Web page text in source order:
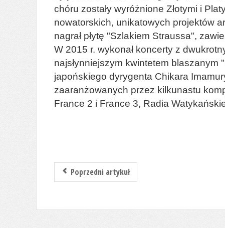
chóru zostały wyróżnione Złotymi i
nowatorskich, unikatowych projektów
nagrał płytę "Szlakiem Straussa",
W 2015 r. wykonał koncerty z
najsłynniejszym kwintetem blaszanym
japońskiego dyrygenta Chikara
zaaranżowanych przez kilkunastu
France 2 i France 3, Radia
Poprzedni artykuł